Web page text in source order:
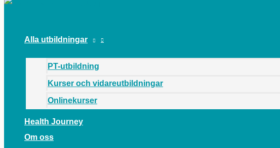
Alla utbildningar
PT-utbildning
Kurser och vidareutbildningar
Onlinekurser
Health Journey
Om oss